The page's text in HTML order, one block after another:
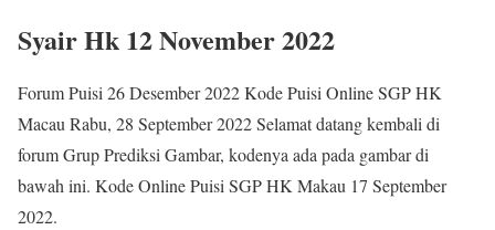
Syair Hk 12 November 2022
Forum Puisi 26 Desember 2022 Kode Puisi Online SGP HK
Macau Rabu, 28 September 2022 Selamat datang kembali di
forum Grup Prediksi Gambar, kodenya ada pada gambar di
bawah ini. Kode Online Puisi SGP HK Makau 17 September
2022.